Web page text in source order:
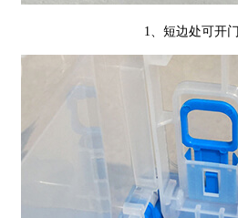
1、短边处可开